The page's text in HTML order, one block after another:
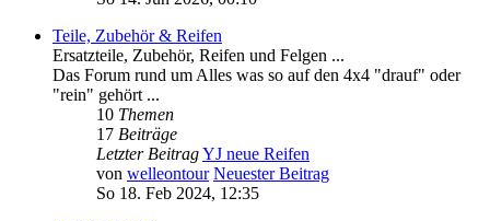
Teile, Zubehör & Reifen
Ersatzteile, Zubehör, Reifen und Felgen ...
Das Forum rund um Alles was so auf den 4x4 "drauf" oder
"rein" gehört ...
10 Themen
17 Beiträge
Letzter BeitragYJ neue Reifen
von welleontour Neuester Beitrag
So 18. Feb 2024, 12:35